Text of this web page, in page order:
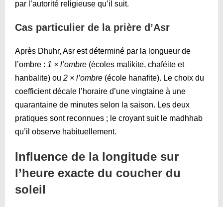
par l’autorité religieuse qu’il suit.
Cas particulier de la prière d’Asr
Après Dhuhr, Asr est déterminé par la longueur de
l’ombre : 1 × l’ombre (écoles malikite, chaféite et
hanbalite) ou 2 × l’ombre (école hanafite). Le choix du
coefficient décale l’horaire d’une vingtaine à une
quarantaine de minutes selon la saison. Les deux
pratiques sont reconnues ; le croyant suit le madhhab
qu’il observe habituellement.
Influence de la longitude sur
l’heure exacte du coucher du
soleil